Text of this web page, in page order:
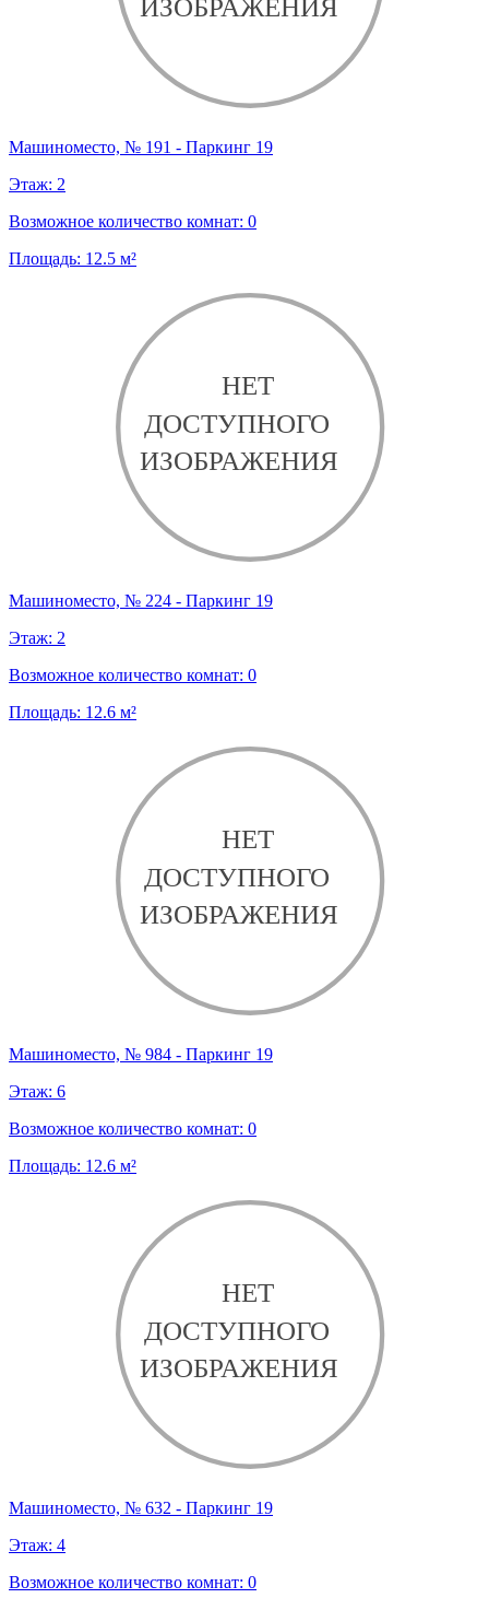
Машиноместо, № 191 - Паркинг 19
Этаж: 2
Возможное количество комнат: 0
Площадь: 12.5 м²
Машиноместо, № 224 - Паркинг 19
Этаж: 2
Возможное количество комнат: 0
Площадь: 12.6 м²
Машиноместо, № 984 - Паркинг 19
Этаж: 6
Возможное количество комнат: 0
Площадь: 12.6 м²
Машиноместо, № 632 - Паркинг 19
Этаж: 4
Возможное количество комнат: 0